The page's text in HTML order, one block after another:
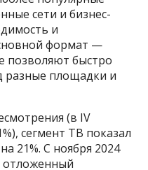
сети и бизнес-
и
формат —
позволяют быстро
разные площадки и
(в IV
сегмент ТВ показал
21%. С ноября 2024
отложенный